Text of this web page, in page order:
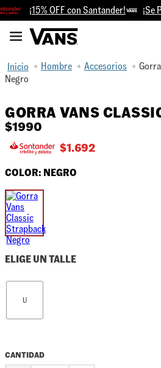
¡15% OFF con Santander! ¡Se
Hombre Accesorios
Negro
GORRA VANS
$1990
$1.692
COLOR: NEGRO
ELIGE UN TALLE
U
CANTIDAD